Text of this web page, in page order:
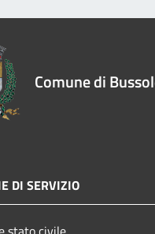
Comune di
DI SERVIZIO